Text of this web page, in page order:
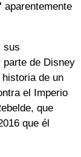
aparentemente
sus
parte de Disney
de un
el Imperio
que
que él